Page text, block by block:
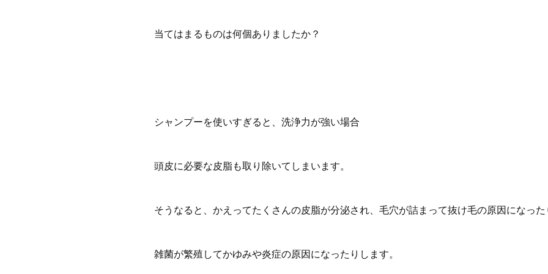
当てはまるものは何個ありましたか？
シャンプーを使いすぎると、洗浄力が強い場合
頭皮に必要な皮脂も取り除いてしまいます。
そうなると、かえってたくさんの皮脂が分泌され、毛穴が詰まって抜け毛の原因になっ
雑菌が繁殖してかゆみや炎症の原因になったりします。